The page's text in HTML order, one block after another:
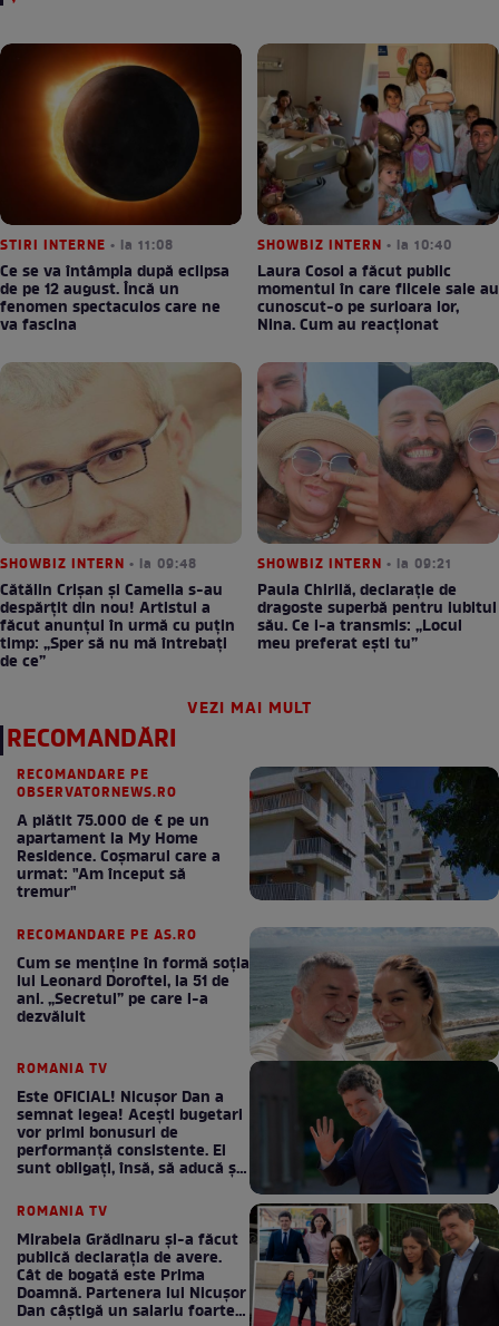
STIRI INTERNE • la 11:08
Ce se va întâmpla după eclipsa
de pe 12 august. Încă un
fenomen spectaculos care ne
va fascina
SHOWBIZ INTERN • la 10:40
Laura Cosoi a făcut public
momentul în care fiicele sale au
cunoscut-o pe surioara lor,
Nina. Cum au reacționat
SHOWBIZ INTERN • la 09:48
Cătălin Crișan și Camelia s-au
despărțit din nou! Artistul a
făcut anunțul în urmă cu puțin
timp: „Sper să nu mă întrebați
de ce”
SHOWBIZ INTERN • la 09:21
Paula Chirilă, declarație de
dragoste superbă pentru iubitul
său. Ce i-a transmis: „Locul
meu preferat ești tu”
VEZI MAI MULT
RECOMANDĂRI
RECOMANDARE PE
OBSERVATORNEWS.RO
A plătit 75.000 de € pe un
apartament la My Home
Residence. Coşmarul care a
urmat: "Am început să
tremur"
RECOMANDARE PE AS.RO
Cum se menţine în formă soţia
lui Leonard Doroftei, la 51 de
ani. „Secretul” pe care l-a
dezvăluit
ROMANIA TV
Este OFICIAL! Nicușor Dan a
semnat legea! Acești bugetari
vor primi bonusuri de
performanță consistente. Ei
sunt obligați, însă, să aducă și
ROMANIA TV
Mirabela Grădinaru și-a făcut
publică declarația de avere.
Cât de bogată este Prima
Doamnă. Partenera lui Nicușor
Dan câștigă un salariu foarte